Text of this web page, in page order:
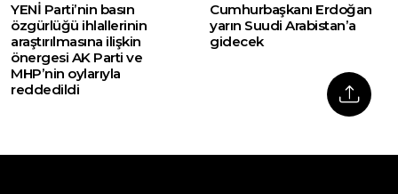
YENİ Parti’nin basın
özgürlüğü ihlallerinin
araştırılmasına ilişkin
önergesi AK Parti ve
MHP’nin oylarıyla
reddedildi
Cumhurbaşkanı Erdoğan
yarın Suudi Arabistan’a
gidecek